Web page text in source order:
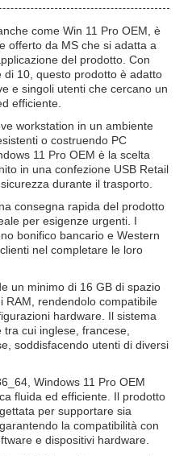
come Win 11 Pro OEM, è
offerto da MS che si adatta a
del prodotto. Con
10, questo prodotto è adatto
e singoli utenti che cercano un
efficiente.
workstation in un ambiente
o costruendo PC
11 Pro OEM è la scelta
in una confezione USB Retail
durante il trasporto.
consegna rapida del prodotto
per esigenze urgenti. I
bonifico bancario e Western
nel completare le loro
un minimo di 16 GB di spazio
RAM, rendendolo compatibile
hardware. Il sistema
cui inglese, francese,
soddisfacendo utenti di diversi
Windows 11 Pro OEM
fluida ed efficiente. Il prodotto
per supportare sia
la compatibilità con
e dispositivi hardware.